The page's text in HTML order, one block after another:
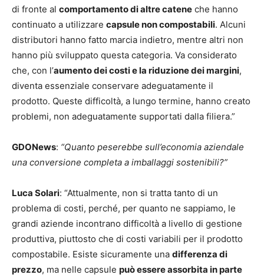
di fronte al comportamento di altre catene che hanno
continuato a utilizzare capsule non compostabili. Alcuni
distributori hanno fatto marcia indietro, mentre altri non
hanno più sviluppato questa categoria. Va considerato
che, con l’aumento dei costi e la riduzione dei margini,
diventa essenziale conservare adeguatamente il
prodotto. Queste difficoltà, a lungo termine, hanno creato
problemi, non adeguatamente supportati dalla filiera.”
GDONews: “Quanto peserebbe sull’economia aziendale
una conversione completa a imballaggi sostenibili?”
Luca Solari: “Attualmente, non si tratta tanto di un
problema di costi, perché, per quanto ne sappiamo, le
grandi aziende incontrano difficoltà a livello di gestione
produttiva, piuttosto che di costi variabili per il prodotto
compostabile. Esiste sicuramente una differenza di
prezzo, ma nelle capsule può essere assorbita in parte